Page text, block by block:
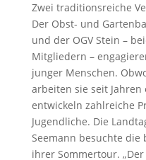
Zwei traditionsreiche
Der Obst- und
und der OGV Stein –
Mitgliedern –
junger Menschen.
arbeiten sie seit
entwickeln zahlreiche
Jugendliche. Die
Seemann besuchte die
ihrer Sommertour.